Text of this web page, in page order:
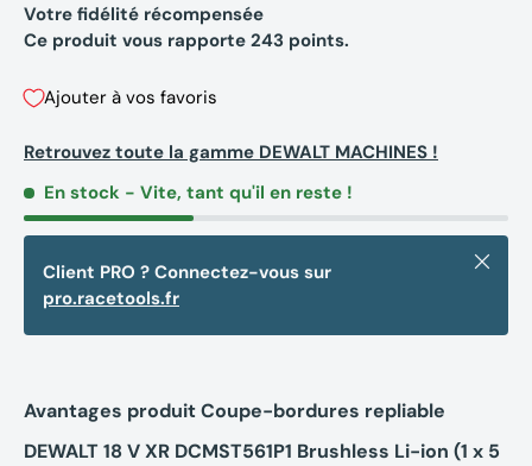
Votre fidélité récompensée
Ce produit vous rapporte 243 points.
Ajouter à vos favoris
Retrouvez toute la gamme DEWALT MACHINES !
En stock - Vite, tant qu'il en reste !
Client PRO ? Connectez-vous sur
pro.racetools.fr
Fermer
Avantages produit Coupe-bordures repliable
DEWALT 18 V XR DCMST561P1 Brushless Li-ion (1 x 5